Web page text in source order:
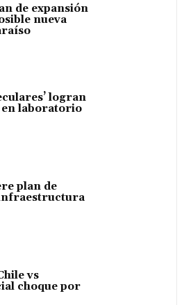
de expansión
nueva
logran
laboratorio
plan de
vs
choque por